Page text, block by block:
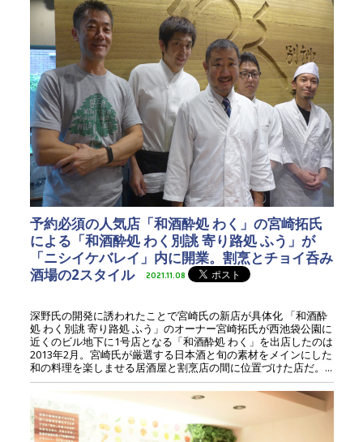
予約必須の人気店「和酒酔処 わく」の宮崎拓氏
による「和酒酔処 わく別誂 寄り路処 ふう」が
「ニシイケバレイ」内に開業。割烹とチョイ呑み
酒場の2スタイル
2021.11.08
深野氏の開発に誘われたことで宮崎氏の新店が具体化 「和酒酔
処 わく別誂 寄り路処 ふう」のオーナー宮崎拓氏が西池袋公園に
近くのビル地下に1号店となる「和酒酔処 わく」を出店したのは
2013年2月。宮崎氏が厳選する日本酒と旬の素材をメインにした
和の料理を楽しませる居酒屋と割烹店の間に位置づけた店だ。...